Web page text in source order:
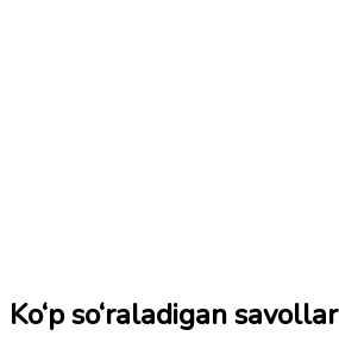
Ko‘p so‘raladigan savollar